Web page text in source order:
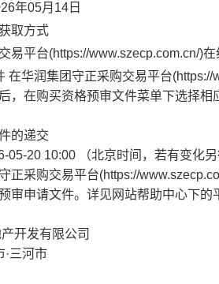
年05月14日
取方式
易平台(https://www.szecp.com.cn/)
在华润集团守正采购交易平台
，在购买资格预审文件菜单下选择
的递交
05-20 10:00
（北京时间，若有变化
正采购交易平台(https://
审申请文件。详见网站帮助中心下的
开发有限公司
·三河市